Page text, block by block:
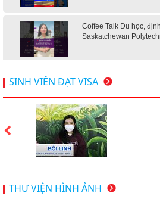
Coffee Talk Du học,
Saskatchewan
Hội thảo du học Mỹ
dưới 20k/ năm
Du học Mỹ 2026 - Lấy
chương trình High
bạn khám phá
SINH VIÊN ĐẠT VISA
THƯ VIỆN HÌNH ẢNH